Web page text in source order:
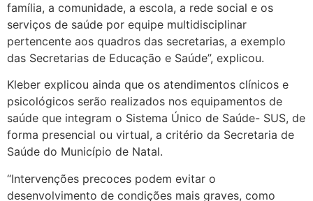
família, a comunidade, a escola, a rede social e os
serviços de saúde por equipe multidisciplinar
pertencente aos quadros das secretarias, a exemplo
das Secretarias de Educação e Saúde”, explicou.
Kleber explicou ainda que os atendimentos clínicos e
psicológicos serão realizados nos equipamentos de
saúde que integram o Sistema Único de Saúde- SUS, de
forma presencial ou virtual, a critério da Secretaria de
Saúde do Município de Natal.
“Intervenções precoces podem evitar o
desenvolvimento de condições mais graves, como